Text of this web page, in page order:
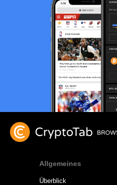
Allgemeines
Überblick